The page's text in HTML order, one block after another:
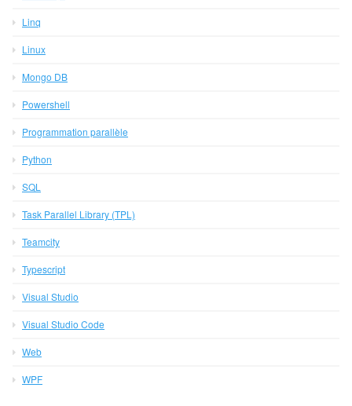
Linq
Linux
Mongo DB
Powershell
Programmation parallèle
Python
SQL
Task Parallel Library (TPL)
Teamcity
Typescript
Visual Studio
Visual Studio Code
Web
WPF